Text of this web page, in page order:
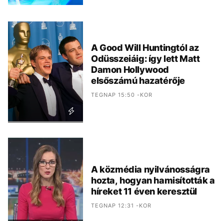
A Good Will Huntingtól az
Odüsszeiáig: így lett Matt
Damon Hollywood
elsőszámú hazatérője
TEGNAP 15:50 -KOR
A közmédia nyilvánosságra
hozta, hogyan hamisították a
híreket 11 éven keresztül
TEGNAP 12:31 -KOR